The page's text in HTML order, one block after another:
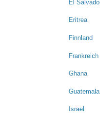
El
Eritrea
Finnland
Frankreich
Ghana
Guatemala
Israel